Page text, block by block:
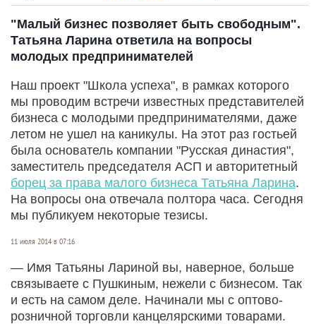
"Малый бизнес позволяет быть свободным".
Татьяна Ларина ответила на вопросы
молодых предпринимателей
Наш проект "Школа успеха", в рамках которого
мы проводим встречи известных представителей
бизнеса с молодыми предпринимателями, даже
летом не ушел на каникулы. На этот раз гостьей
была основатель компании "Русская династия",
заместитель председателя АСП и авторитетный
борец за права малого бизнеса Татьяна Ларина.
На вопросы она отвечала полтора часа. Сегодня
мы публикуем некоторые тезисы.
11 июля 2014 в 07:16
— Имя Татьяны Лариной вы, наверное, больше
связываете с Пушкиным, нежели с бизнесом. Так
и есть на самом деле. Начинали мы с оптово-
розничной торговли канцелярскими товарами.